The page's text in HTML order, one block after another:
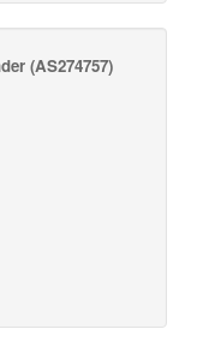
(AS274757)